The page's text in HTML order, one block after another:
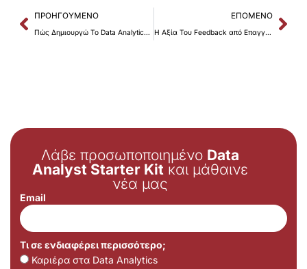
Prev
ΠΡΟΗΓΟΎΜΕΝΟ
Πώς Δημιουργώ Το Data Analytics Portfolio: Βήμα-Βήμα
ΕΠΌΜΕΝΟ
Η Αξία Του Feedback από Επαγγελματίες στην Καριέρα μας
Λάβε προσωποποιημένο Data
Analyst Starter Kit και μάθαινε
νέα μας
Email
Τι σε ενδιαφέρει περισσότερο;
Καριέρα στα Data Analytics